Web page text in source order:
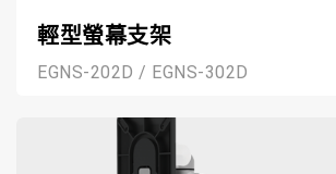
輕型螢幕支架
EGNS-202D / EGNS-302D